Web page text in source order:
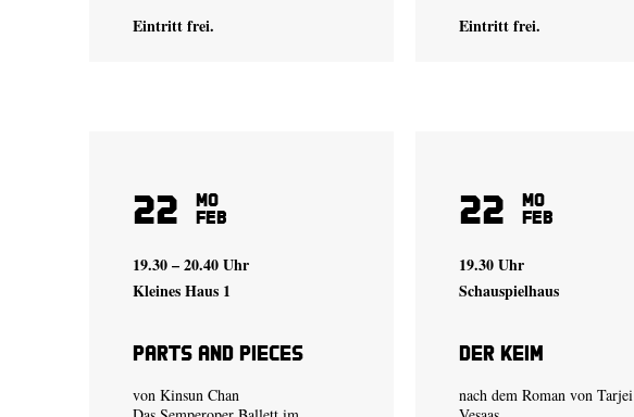
Eintritt frei. Eintritt frei.
22 Mo
Feb
19.30 – 20.40 Uhr
Kleines Haus 1
Parts and Pieces
von Kinsun Chan
22 Mo
Feb
19.30 Uhr
Schauspielhaus
Der Keim
nach dem Roman von Tarjei